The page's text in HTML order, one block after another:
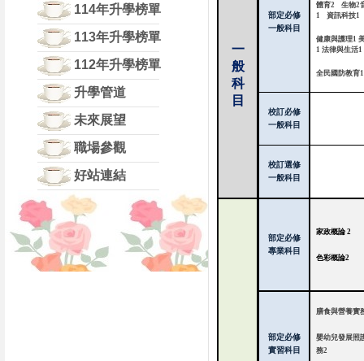
114年升學榜單
113年升學榜單
112年升學榜單
升學管道
未來展望
職場參觀
好站連結
一
般
科
目
部定必修
一般科目
體育2生物2
1資訊科技1
健康與護理1
1法律與生活1
全民國防教育1
校訂必修
一般科目
校訂選修
一般科目
部定必修
專業科目
家政概論 2
色彩概論2
部定必修
實習科目
膳食與營養實
嬰幼兒發展照
務2